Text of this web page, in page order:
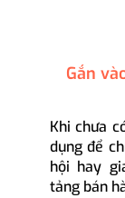
Gắn
Khi chưa
dụng để
hội hay
tảng bán